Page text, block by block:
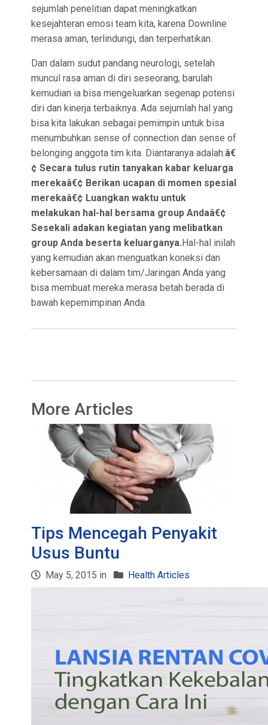
sejumlah penelitian dapat meningkatkan
kesejahteran emosi team kita, karena Downline
merasa aman, terlindungi, dan terperhatikan.
Dan dalam sudut pandang neurologi, setelah
muncul rasa aman di diri seseorang, barulah
kemudian ia bisa mengeluarkan segenap potensi
diri dan kinerja terbaiknya. Ada sejumlah hal yang
bisa kita lakukan sebagai pemimpin untuk bisa
menumbuhkan sense of connection dan sense of
belonging anggota tim kita. Diantaranya adalah:â€
¢ Secara tulus rutin tanyakan kabar keluarga
merekaâ€¢ Berikan ucapan di momen spesial
merekaâ€¢ Luangkan waktu untuk
melakukan hal-hal bersama group Andaâ€¢
Sesekali adakan kegiatan yang melibatkan
group Anda beserta keluarganya.Hal-hal inilah
yang kemudian akan menguatkan koneksi dan
kebersamaan di dalam tim/Jaringan Anda yang
bisa membuat mereka merasa betah berada di
bawah kepemimpinan Anda.
More Articles
Tips Mencegah Penyakit
Usus Buntu
May 5, 2015 in Health Articles